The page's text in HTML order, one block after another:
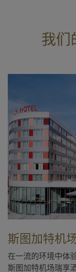
我们
斯图加特机
在一流的环境中体
斯图加特机场瑞享